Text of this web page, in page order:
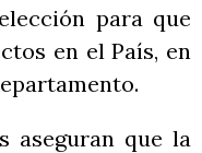
para que
en el País, en
aseguran que la